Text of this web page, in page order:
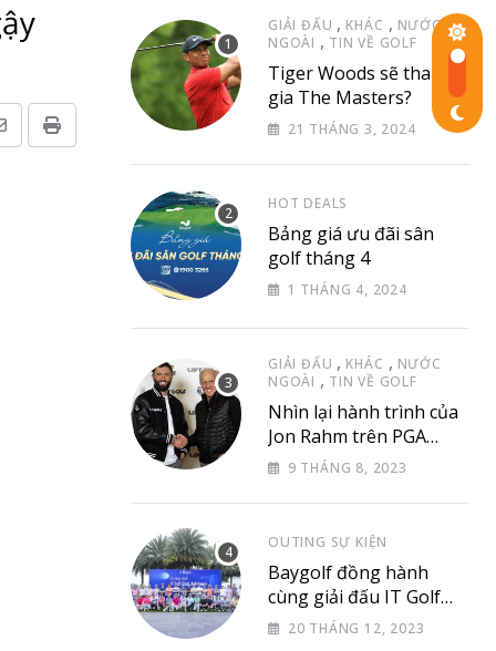
Print
GIẢI ĐẤU , KHÁC , NƯỚC
NGOÀI , TIN VỀ GOLF
Tiger Woods sẽ tham
gia The Masters?
21 THÁNG 3, 2024
HOT DEALS
Bảng giá ưu đãi sân
golf tháng 4
1 THÁNG 4, 2024
GIẢI ĐẤU , KHÁC , NƯỚC
NGOÀI , TIN VỀ GOLF
Nhìn lại hành trình của
Jon Rahm trên PGA
Tour9 THÁNG 8, 2023
OUTING SỰ KIỆN
Baygolf đồng hành
cùng giải đấu IT Golf
Club & Friend
20 THÁNG 12, 2023